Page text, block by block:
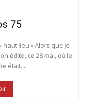
75
haut lieu » Alors que je
édito, ce 28 mai, où le
était...